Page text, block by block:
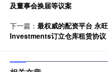
及董事会换届等议案
下一篇： 最权威的配资平台 永
Investments订立仓库租赁协议